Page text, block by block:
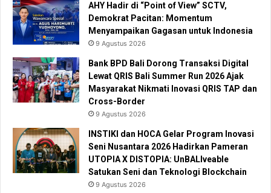
AHY Hadir di “Point of View” SCTV,
Demokrat Pacitan: Momentum
Menyampaikan Gagasan untuk Indonesia
9 Agustus 2026
Bank BPD Bali Dorong Transaksi Digital
Lewat QRIS Bali Summer Run 2026 Ajak
Masyarakat Nikmati Inovasi QRIS TAP dan
Cross-Border
9 Agustus 2026
INSTIKI dan HOCA Gelar Program Inovasi
Seni Nusantara 2026 Hadirkan Pameran
UTOPIA X DISTOPIA: UnBALIveable
Satukan Seni dan Teknologi Blockchain
9 Agustus 2026